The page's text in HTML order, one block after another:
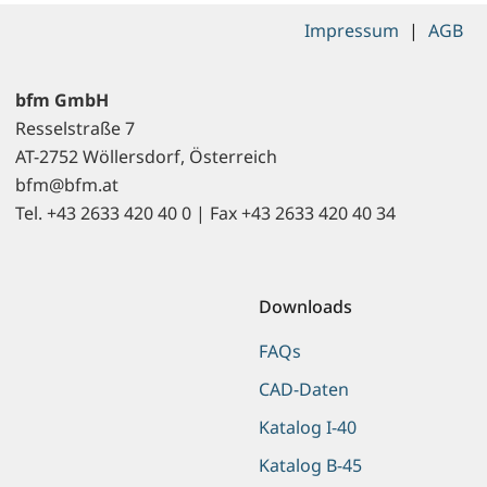
bfm GmbH
Resselstraße 7
AT-2752 Wöllersdorf, Österreich
bfm@bfm.at
Tel. +43 2633 420 40 0 | Fax +43 2633 420 40 34
Downloads
FAQs
CAD-Daten
Katalog I-40
Katalog B-45
Impressum | AGB